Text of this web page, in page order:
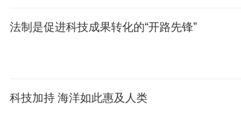
法制是促进科技成果转化的“开路先锋”
科技加持 海洋如此惠及人类